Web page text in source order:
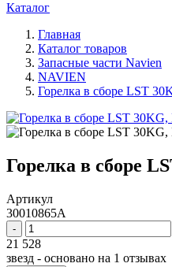
Каталог
Главная
Каталог товаров
Запасные части Navien
NAVIEN
Горелка в сборе LST
Горелка в сборе
Артикул
30010865A
-
21 528
звезд - основано на 1 отзывах